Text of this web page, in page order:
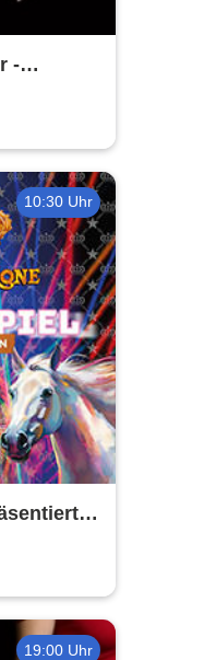
-
10:30 Uhr
Edition
19:00 Uhr